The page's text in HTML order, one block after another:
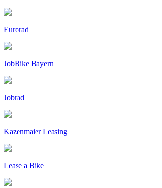
Eurorad
JobBike Bayern
Jobrad
Kazenmaier Leasing
Lease a Bike